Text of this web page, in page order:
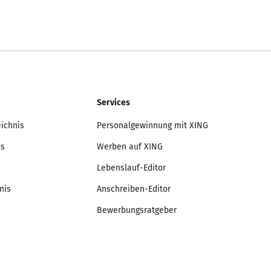
Services
Personalgewinnung mit XING
Werben auf XING
Lebenslauf-Editor
Anschreiben-Editor
Bewerbungsratgeber